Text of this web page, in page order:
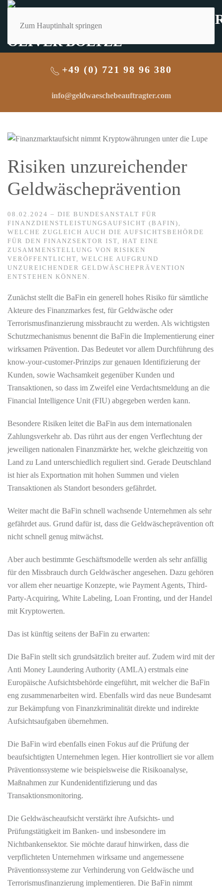
Zum Hauptinhalt springen
+49 (0) 721 98 96 380
info@geldwaeschebeauftragter.com
Risiken unzureichender
Geldwäscheprävention
08.02.2024 – DIE BUNDESANSTALT FÜR
FINANZDIENSTLEISTUNGSAUFSICHT (BAFIN),
WELCHE ZUGLEICH AUCH DIE AUFSICHTSBEHÖRDE
FÜR DEN FINANZSEKTOR IST, HAT EINE
ZUSAMMENSTELLUNG VON RISIKEN
VERÖFFENTLICHT, WELCHE AUFGRUND
UNZUREICHENDER GELDWÄSCHEPRÄVENTION
ENTSTEHEN KÖNNEN.
Zunächst stellt die BaFin ein generell hohes Risiko für sämtliche
Akteure des Finanzmarkes fest, für Geldwäsche oder
Terrorismusfinanzierung missbraucht zu werden. Als wichtigsten
Schutzmechanismus benennt die BaFin die Implementierung einer
wirksamen Prävention. Das Bedeutet vor allem Durchführung des
know-your-customer-Prinzips zur genauen Identifizierung der
Kunden, sowie Wachsamkeit gegenüber Kunden und
Transaktionen, so dass im Zweifel eine Verdachtsmeldung an die
Financial Intelligence Unit (FIU) abgegeben werden kann.
Besondere Risiken leitet die BaFin aus dem internationalen
Zahlungsverkehr ab. Das rührt aus der engen Verflechtung der
jeweiligen nationalen Finanzmärkte her, welche gleichzeitig von
Land zu Land unterschiedlich reguliert sind. Gerade Deutschland
ist hier als Exportnation mit hohen Summen und vielen
Transaktionen als Standort besonders gefährdet.
Weiter macht die BaFin schnell wachsende Unternehmen als sehr
gefährdet aus. Grund dafür ist, dass die Geldwäscheprävention oft
nicht schnell genug mitwächst.
Aber auch bestimmte Geschäftsmodelle werden als sehr anfällig
für den Missbrauch durch Geldwäscher angesehen. Dazu gehören
vor allem eher neuartige Konzepte, wie Payment Agents, Third-
Party-Acquiring, White Labeling, Loan Fronting, und der Handel
mit Kryptowerten.
Das ist künftig seitens der BaFin zu erwarten:
Die BaFin stellt sich grundsätzlich breiter auf. Zudem wird mit der
Anti Money Laundering Authority (AMLA) erstmals eine
Europäische Aufsichtsbehörde eingeführt, mit welcher die BaFin
eng zusammenarbeiten wird. Ebenfalls wird das neue Bundesamt
zur Bekämpfung von Finanzkriminalität direkte und indirekte
Aufsichtsaufgaben übernehmen.
Die BaFin wird ebenfalls einen Fokus auf die Prüfung der
beaufsichtigten Unternehmen legen. Hier kontrolliert sie vor allem
Präventionssysteme wie beispielsweise die Risikoanalyse,
Maßnahmen zur Kundenidentifizierung und das
Transaktionsmonitoring.
Die Geldwäscheaufsicht verstärkt ihre Aufsichts- und
Prüfungstätigkeit im Banken- und insbesondere im
Nichtbankensektor. Sie möchte darauf hinwirken, dass die
verpflichteten Unternehmen wirksame und angemessene
Präventionssysteme zur Verhinderung von Geldwäsche und
Terrorismusfinanzierung implementieren. Die BaFin nimmt